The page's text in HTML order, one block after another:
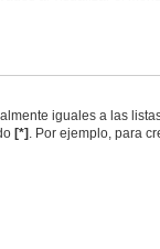
iguales a las
[*] . Por ejemplo, para